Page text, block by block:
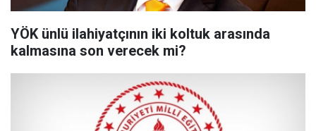
YÖK ünlü ilahiyatçının iki koltuk arasında
kalmasına son verecek mi?